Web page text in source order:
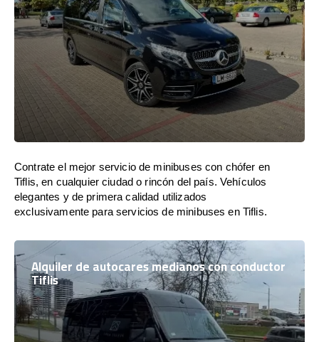
Contrate el mejor servicio de minibuses con chófer en
Tiflis, en cualquier ciudad o rincón del país. Vehículos
elegantes y de primera calidad utilizados
exclusivamente para servicios de minibuses en Tiflis.
Alquiler de autocares medianos con conductor
Tiflis